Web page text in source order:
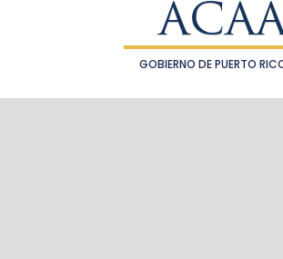
GOBIERNO DE PUERTO